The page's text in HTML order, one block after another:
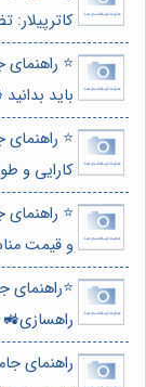
کاترپیلار:
⭐️ راهنمای
باید
⭐️
کارایی و
⭐️
و قیمت
⭐️راهنمای
راهسازی🚜
راهنمای